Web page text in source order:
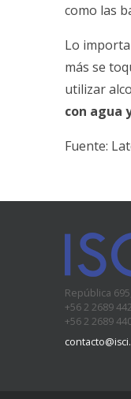
como las
Lo
más se
utilizar
con agua
Fuente:
República
+56 2 2689
+56 2 2689